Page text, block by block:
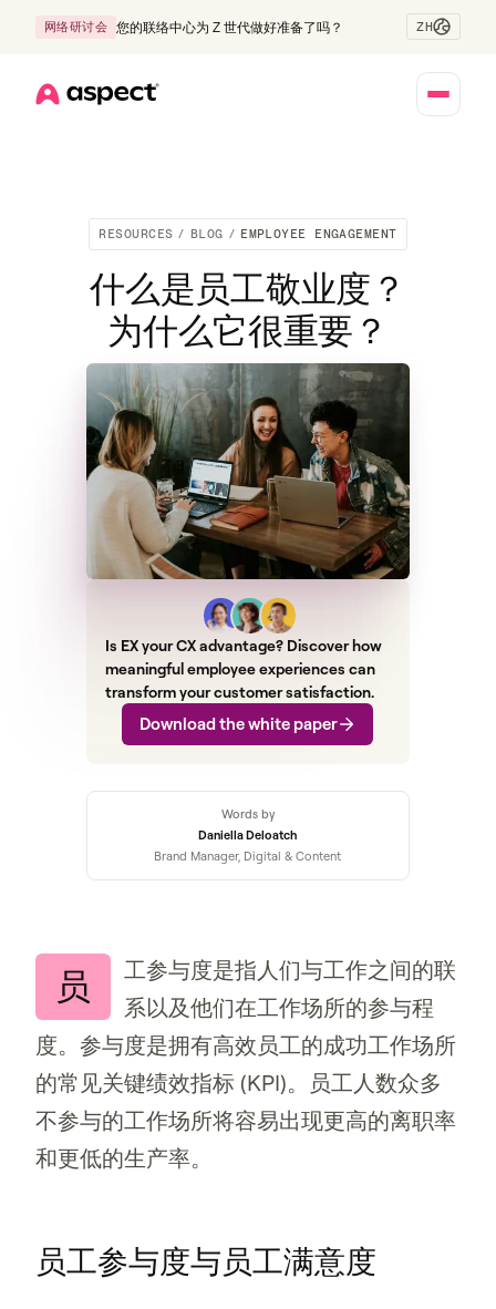
网络研讨会 您的联络中心为 Z 世代做好准备了吗？ ZH
RESOURCES / BLOG / EMPLOYEE ENGAGEMENT
什么是员工敬业度？
为什么它很重要？
Is EX your CX advantage? Discover how
meaningful employee experiences can
transform your customer satisfaction.
Download the white paper
Words by
Daniella Deloatch
Brand Manager, Digital & Content
员
工参与度是指人们与工作之间的联
系以及他们在工作场所的参与程
度。参与度是拥有高效员工的成功工作场所
的常见关键绩效指标 (KPI)。员工人数众多
不参与的工作场所将容易出现更高的离职率
和更低的生产率。
员工参与度与员工满意度